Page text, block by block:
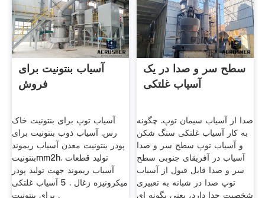
آسیاب بنتونیت برای
فروش
آسیاب توپ برای بنتونیت خاک
رس. آسیاب ذوب بنتونیت برای
پودر بنتونیت معدن آسیاب ریموند
بنتونیتmm2h. تولید قطعات
آسیاب ریموند جهت تولید پودر
میکرونیزه زغال . 5 آسیاب غلتکی
برای بنتونیت .
سطح سر و صدا در یک
آسیاب غلتکی
صدا از آسیاب سیمان توپ. چگونه
به کار آسیاب غلتکی سنگ شکن
و آسیاب توپ سطح سر و صدا
آسیاب در آفریقای جنوبی سطح
سر و صدا قابل قبول از آسیاب
توپ صدا در شبانه به تعبيری
شخصيت جدا دارد، يعنی بگونه ای